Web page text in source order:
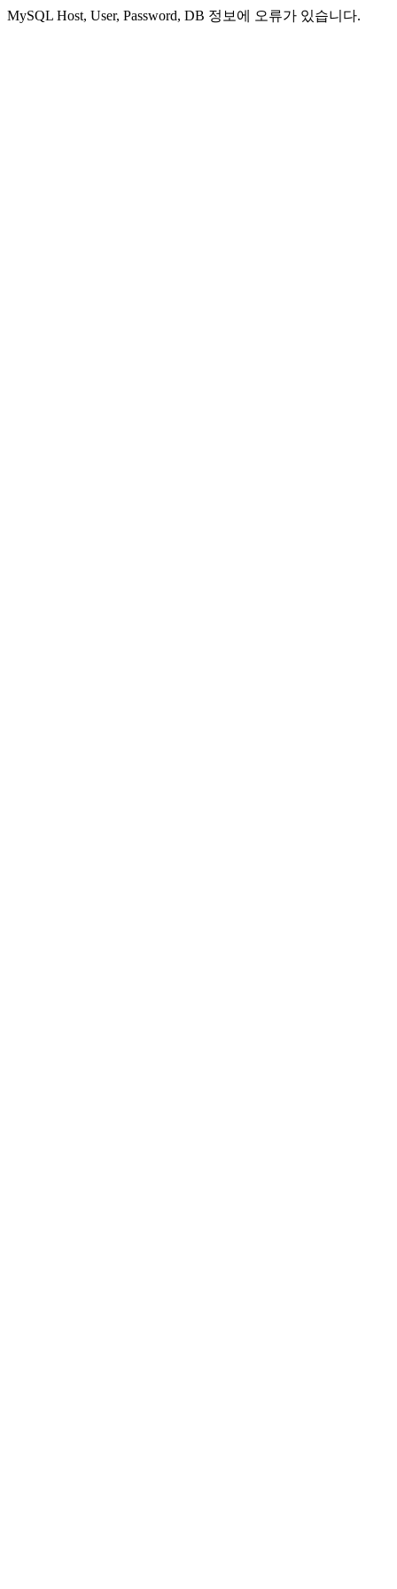
MySQL Host, User, Password, DB 정보에 오류가 있습니다.